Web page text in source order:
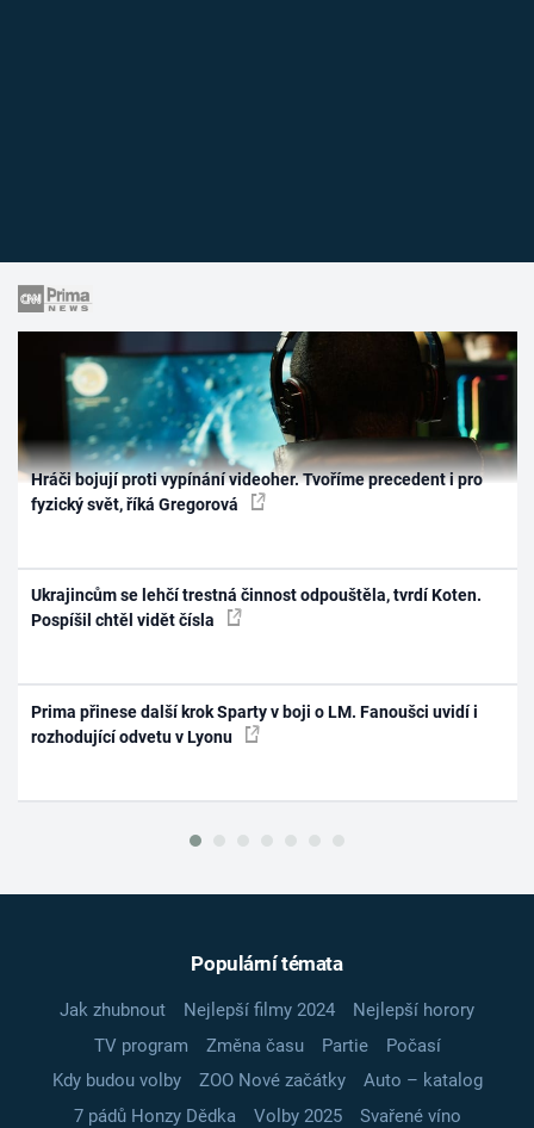
Hráči bojují proti vypínání videoher. Tvoříme precedent i pro
fyzický svět, říká Gregorová
Ukrajincům se lehčí trestná činnost odpouštěla, tvrdí Koten.
Pospíšil chtěl vidět čísla
Prima přinese další krok Sparty v boji o LM. Fanoušci uvidí i
rozhodující odvetu v Lyonu
Populární témata
Jak zhubnout Nejlepší filmy 2024
Nejlepší horory
TV program
Změna času Partie
Počasí
Kdy budou volby
ZOO Nové začátky
Auto – katalog
7 pádů Honzy Dědka
Volby 2025
Svařené víno